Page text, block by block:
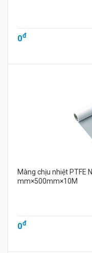
0đ
Màng chịu nhiệt PTFE
mm×500mm×10M
0đ